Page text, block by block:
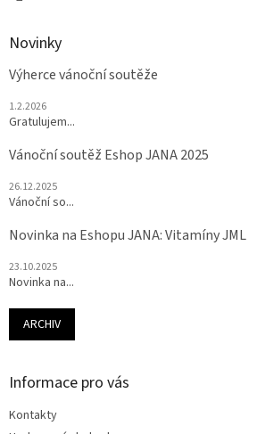
Novinky
Výherce vánoční soutěže
1.2.2026
Gratulujem...
Vánoční soutěž Eshop JANA 2025
26.12.2025
Vánoční so...
Novinka na Eshopu JANA: Vitamíny JML
23.10.2025
Novinka na...
ARCHIV
Informace pro vás
Kontakty